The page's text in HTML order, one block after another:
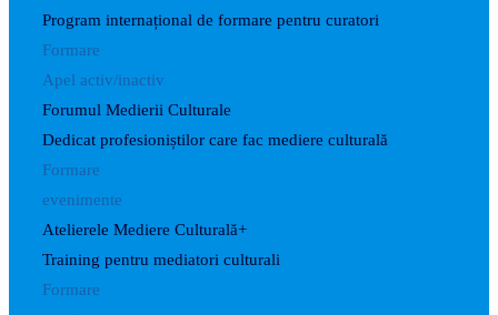
Program internațional de formare pentru curatori
Formare
Apel activ/inactiv
Forumul Medierii Culturale
Dedicat profesioniștilor care fac mediere culturală
Formare
evenimente
Atelierele Mediere Culturală+
Training pentru mediatori culturali
Formare